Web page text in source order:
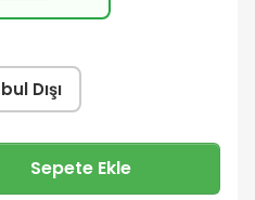
Dışı
Sepete Ekle